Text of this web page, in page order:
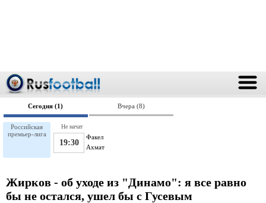
Сегодня (1) Вчера (8)
Российская
премьер-лига
Факел
19:30 Ахмат
Не начат
Жирков - об уходе из "Динамо": я все равно
бы не остался, ушел бы с Гусевым